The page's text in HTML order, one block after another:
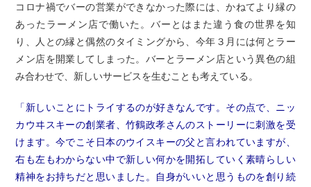
コロナ禍でバーの営業ができなかった際には、かねてより縁の
あったラーメン店で働いた。バーとはまた違う食の世界を知
り、人との縁と偶然のタイミングから、今年３月には何とラー
メン店を開業してしまった。バーとラーメン店という異色の組
み合わせで、新しいサービスを生むことも考えている。
「新しいことにトライするのが好きなんです。その点で、ニッ
カウヰスキーの創業者、竹鶴政孝さんのストーリーに刺激を受
けます。今でこそ日本のウイスキーの父と言われていますが、
右も左もわからない中で新しい何かを開拓していく素晴らしい
精神をお持ちだと思いました。自身がいいと思うものを創り続